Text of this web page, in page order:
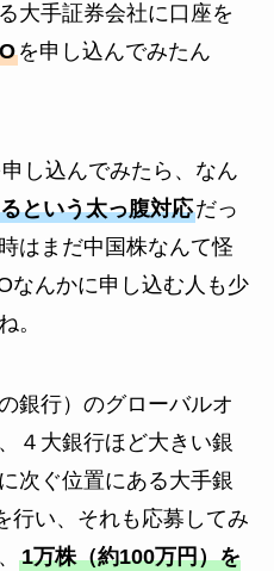
大手証券会社に口座を
を申し込んでみたん
し込んでみたら、なん
という太っ腹対応だっ
はまだ中国株なんて怪
なんかに申し込む人も少
。
銀行）のグローバルオ
４大銀行ほど大きい銀
次ぐ位置にある大手銀
行い、それも応募してみ
1万株（約100万円）を